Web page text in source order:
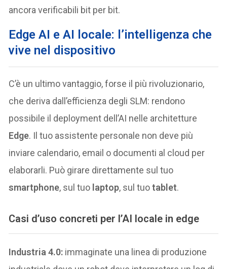
ancora verificabili bit per bit.
Edge AI e AI locale: l’intelligenza che
vive nel dispositivo
C’è un ultimo vantaggio, forse il più rivoluzionario,
che deriva dall’efficienza degli SLM: rendono
possibile il deployment dell’AI nelle architetture
Edge. Il tuo assistente personale non deve più
inviare calendario, email o documenti al cloud per
elaborarli. Può girare direttamente sul tuo
smartphone, sul tuo laptop, sul tuotablet.
Casi d’uso concreti per l’AI locale in edge
Industria 4.0: immaginate una linea di produzione